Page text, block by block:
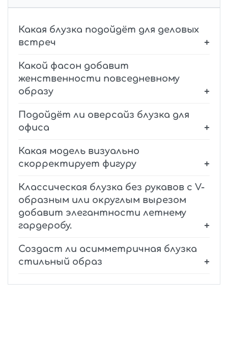
Какая блузка подойдёт для деловых
встреч
Какой фасон добавит
женственности повседневному
образу
Подойдёт ли оверсайз блузка для
офиса
Какая модель визуально
скорректирует фигуру
Классическая блузка без рукавов с V-
образным или округлым вырезом
добавит элегантности летнему
гардеробу.
Создаст ли асимметричная блузка
стильный образ